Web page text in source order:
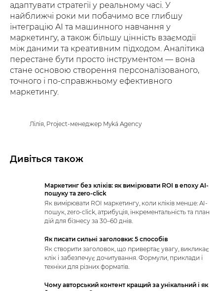
адаптувати стратегії у реальному часі. У
найближчі роки ми побачимо все глибшу
інтеграцію AI та машинного навчання у
маркетингу, а також більшу цінність взаємодії
між даними та креативним підходом. Аналітика
перестане бути просто інструментом — вона
стане основою створення персоналізованого,
точного і по-справжньому ефективного
маркетингу.
Лілія, Project-менеджер Myká Agency
Дивіться також
Маркетинг без кліків: як вимірювати ROI в епоху AI-
пошуку та zero-click
Як вимірювати ROI маркетингу, коли кліків менше: AI-
пошук, zero-click, атрибуція, інкрементальність та план
дій для бізнесу за 30–60 днів.
Як писати сильні заголовки: 5 способів
Як створити заголовок, що привертає увагу, викликає
клік і забезпечує дочитування. Формули, приклади і
техніки для різних форматів.
Чому авторський контент кращий за унікальний і як